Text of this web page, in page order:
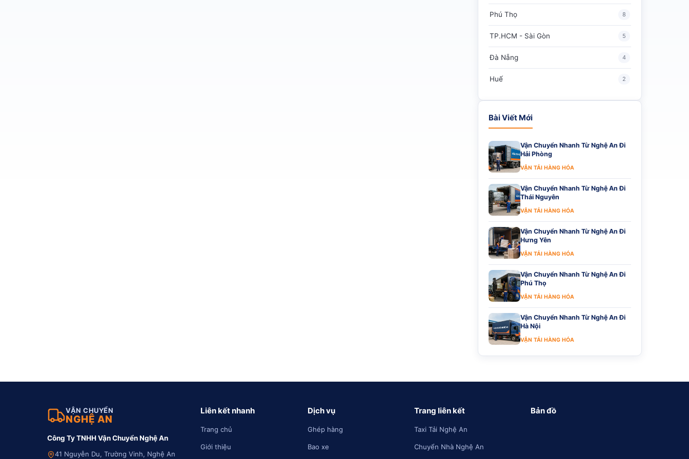
Phú Thọ 8
TP.HCM - Sài Gòn 5
Đà Nẵng 4
Huế 2
Bài Viết Mới
Vận Chuyển Nhanh Từ Nghệ An Đi
Hải Phòng
VẬN TẢI HÀNG HÓA
Vận Chuyển Nhanh Từ Nghệ An Đi
Thái Nguyên
VẬN TẢI HÀNG HÓA
Vận Chuyển Nhanh Từ Nghệ An Đi
Hưng Yên
VẬN TẢI HÀNG HÓA
Vận Chuyển Nhanh Từ Nghệ An Đi
Phú Thọ
VẬN TẢI HÀNG HÓA
Vận Chuyển Nhanh Từ Nghệ An Đi
Hà Nội
VẬN TẢI HÀNG HÓA
VẬN CHUYỂN
NGHỆ AN
Công Ty TNHH Vận Chuyển Nghệ An
41 Nguyễn Du, Trường Vinh, Nghệ An
Liên kết nhanh
Trang chủ
Giới thiệu
Dịch vụ
Ghép hàng
Bao xe
Trang liên kết
Taxi Tải Nghệ An
Chuyển Nhà Nghệ An
Bản đồ